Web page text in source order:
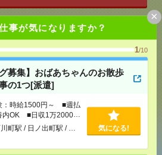
事が気になりますか？
1/10
募集】おばあちゃんのお散歩
の1つ[派遣]
：時給1500円～ ■週払
OK ■日収1万2000円
町駅 / 日ノ出町駅 / … 気になる!
×
気になる！
LINEで送る
ツイート ブックマーク